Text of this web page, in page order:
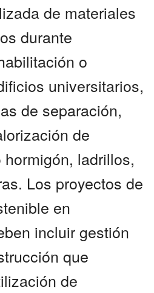
de materiales
durante
o
universitarios,
de separación,
de
ladrillos,
Los proyectos de
en
incluir gestión
que
de